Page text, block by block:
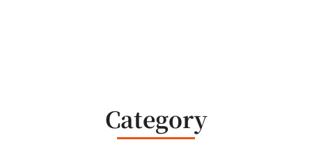
Category